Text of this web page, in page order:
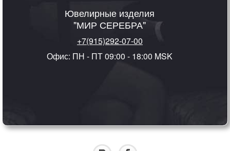
Ювелирные изделия
"МИР СЕРЕБРА"
+7(915)292-07-00
Офис: ПН - ПТ 09:00 - 18:00 MSK